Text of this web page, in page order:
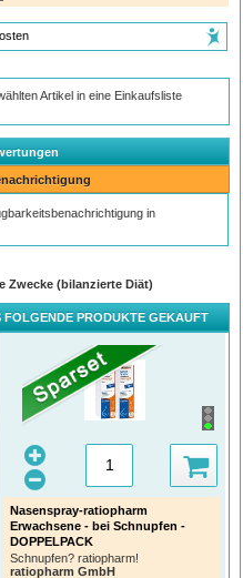
Artikel in eine Einkaufsliste
in
Zwecke (bilanzierte Diät)
PRODUKTE GEKAUFT
Nasenspray-ratiopharm
Erwachsene - bei Schnupfen -
DOPPELPACK
Schnupfen? ratiopharm!
ratiopharm GmbH